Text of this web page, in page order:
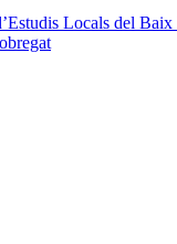
Locals del